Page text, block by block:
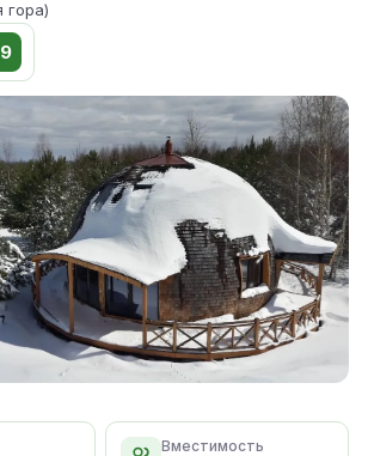
гора)
Вместимость